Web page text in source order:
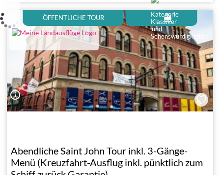
info_outline
Abendliche Saint John Tour inkl. 3-Gänge-
Menü (Kreuzfahrt-Ausflug inkl. pünktlich zum
ÖFFENTLICHE TOUR directions_boat